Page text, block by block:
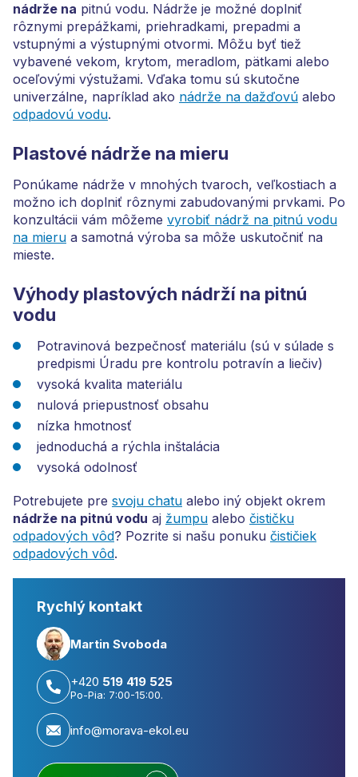
nádrže na pitnú vodu. Nádrže je možné doplniť
rôznymi prepážkami, priehradkami, prepadmi a
vstupnými a výstupnými otvormi. Môžu byť tiež
vybavené vekom, krytom, meradlom, pätkami alebo
oceľovými výstužami. Vďaka tomu sú skutočne
univerzálne, napríklad ako nádrže na dažďovú alebo
odpadovú vodu.
Plastové nádrže na mieru
Ponúkame nádrže v mnohých tvaroch, veľkostiach a
možno ich doplniť rôznymi zabudovanými prvkami. Po
konzultácii vám môžeme vyrobiť nádrž na pitnú vodu
na mieru a samotná výroba sa môže uskutočniť na
mieste.
Výhody plastových nádrží na pitnú
vodu
Potravinová bezpečnosť materiálu (sú v súlade s
predpismi Úradu pre kontrolu potravín a liečiv)
vysoká kvalita materiálu
nulová priepustnosť obsahu
nízka hmotnosť
jednoduchá a rýchla inštalácia
vysoká odolnosť
Potrebujete pre svoju chatu alebo iný objekt okrem
nádrže na pitnú vodu aj žumpu alebo čističku
odpadových vôd? Pozrite si našu ponuku čističiek
odpadových vôd.
Rychlý kontakt
Martin Svoboda
+420 519 419 525
Po-Pia: 7:00-15:00.
info@morava-ekol.eu